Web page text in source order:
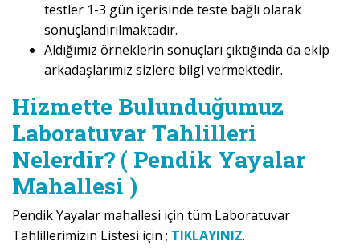
testler 1-3 gün içerisinde teste bağlı olarak
sonuçlandırılmaktadır.
Aldığımız örneklerin sonuçları çıktığında da ekip
arkadaşlarımız sizlere bilgi vermektedir.
Hizmette Bulunduğumuz
Laboratuvar Tahlilleri
Nelerdir? ( Pendik Yayalar
Mahallesi )
Pendik Yayalar mahallesi için tüm Laboratuvar
Tahlillerimizin Listesi için ; TIKLAYINIZ.